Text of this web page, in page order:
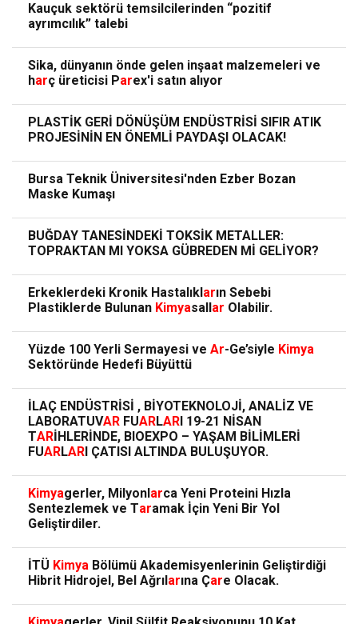
Kauçuk sektörü temsilcilerinden “pozitif
ayrımcılık” talebi
Sika, dünyanın önde gelen inşaat malzemeleri ve
harç üreticisi Parex'i satın alıyor
PLASTİK GERİ DÖNÜŞÜM ENDÜSTRİSİ SIFIR ATIK
PROJESİNİN EN ÖNEMLİ PAYDAŞI OLACAK!
Bursa Teknik Üniversitesi'nden Ezber Bozan
Maske Kumaşı
BUĞDAY TANESİNDEKİ TOKSİK METALLER:
TOPRAKTAN MI YOKSA GÜBREDEN Mİ GELİYOR?
Erkeklerdeki Kronik Hastalıkl arın Sebebi
Plastiklerde Bulunan Kimyasall ar Olabilir.
Yüzde 100 Yerli Sermayesi ve Ar-Ge’siyle Kimya
Sektöründe Hedefi Büyüttü
İLAÇ ENDÜSTRİSİ , BİYOTEKNOLOJİ, ANALİZ VE
LABORATUVAR FUARLAR I 19-21 NİSAN
TARİHLERİNDE, BIOEXPO – YAŞAM BİLİMLERİ
FUARLAR I ÇATISI ALTINDA BULUŞUYOR.
Kimyagerler, Milyonl arca Yeni Proteini Hızla
Sentezlemek ve Taramak İçin Yeni Bir Yol
Geliştirdiler.
İTÜ Kimya Bölümü Akademisyenlerinin Geliştirdiği
Hibrit Hidrojel, Bel Ağrıl arına Çare Olacak.